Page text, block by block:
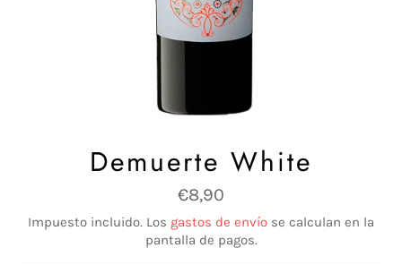
Demuerte White
Precio
habitual
€8,90
Impuesto incluido. Los gastos de envío se calculan en la
pantalla de pagos.